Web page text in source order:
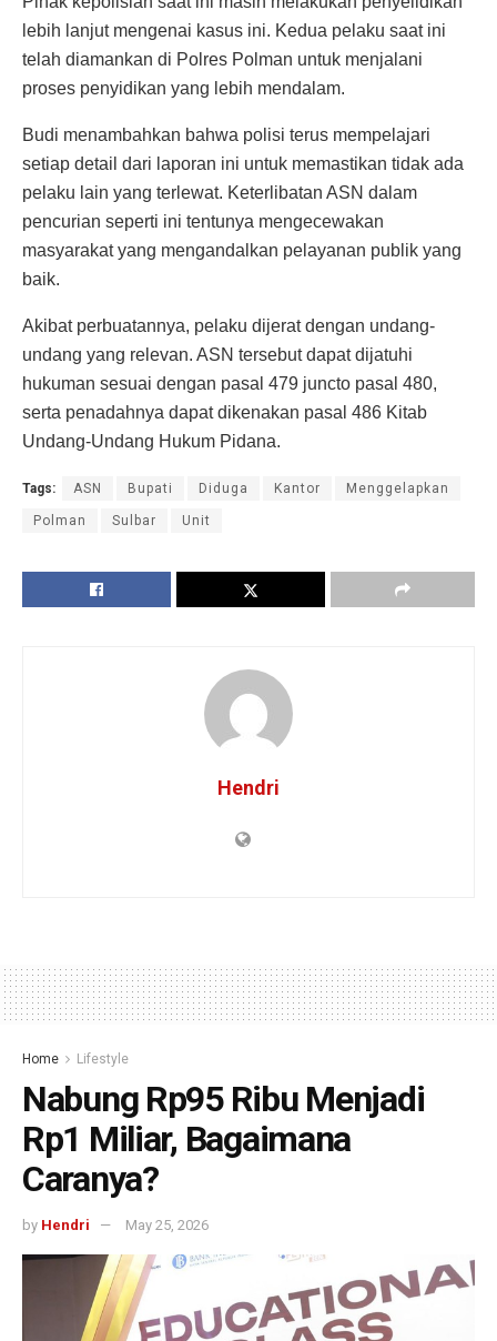
lebih lanjut mengenai kasus ini. Kedua pelaku saat ini
telah diamankan di Polres Polman untuk menjalani
proses penyidikan yang lebih mendalam.
Budi menambahkan bahwa polisi terus mempelajari
setiap detail dari laporan ini untuk memastikan tidak ada
pelaku lain yang terlewat. Keterlibatan ASN dalam
pencurian seperti ini tentunya mengecewakan
masyarakat yang mengandalkan pelayanan publik yang
baik.
Akibat perbuatannya, pelaku dijerat dengan undang-
undang yang relevan. ASN tersebut dapat dijatuhi
hukuman sesuai dengan pasal 479 juncto pasal 480,
serta penadahnya dapat dikenakan pasal 486 Kitab
Undang-Undang Hukum Pidana.
Tags: ASN Bupati Diduga Kantor Menggelapkan
Polman Sulbar Unit
Hendri
Home Lifestyle
Nabung Rp95 Ribu Menjadi
Rp1 Miliar, Bagaimana
Caranya?
by Hendri May 25, 2026